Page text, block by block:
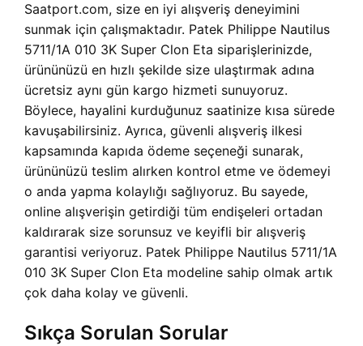
Saatport.com, size en iyi alışveriş deneyimini
sunmak için çalışmaktadır. Patek Philippe Nautilus
5711/1A 010 3K Super Clon Eta siparişlerinizde,
ürününüzü en hızlı şekilde size ulaştırmak adına
ücretsiz aynı gün kargo hizmeti sunuyoruz.
Böylece, hayalini kurduğunuz saatinize kısa sürede
kavuşabilirsiniz. Ayrıca, güvenli alışveriş ilkesi
kapsamında kapıda ödeme seçeneği sunarak,
ürününüzü teslim alırken kontrol etme ve ödemeyi
o anda yapma kolaylığı sağlıyoruz. Bu sayede,
online alışverişin getirdiği tüm endişeleri ortadan
kaldırarak size sorunsuz ve keyifli bir alışveriş
garantisi veriyoruz. Patek Philippe Nautilus 5711/1A
010 3K Super Clon Eta modeline sahip olmak artık
çok daha kolay ve güvenli.
Sıkça Sorulan Sorular